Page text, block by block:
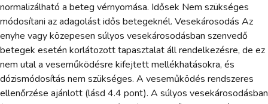
normalizálható a beteg vérnyomása. Idősek Nem szükséges
módosítani az adagolást idős betegeknél. Vesekárosodás Az
enyhe vagy közepesen súlyos vesekárosodásban szenvedő
betegek esetén korlátozott tapasztalat áll rendelkezésre, de ez
nem utal a veseműködésre kifejtett mellékhatásokra, és
dózismódosítás nem szükséges. A veseműködés rendszeres
ellenőrzése ajánlott (lásd 4.4 pont). A súlyos vesekárosodásban